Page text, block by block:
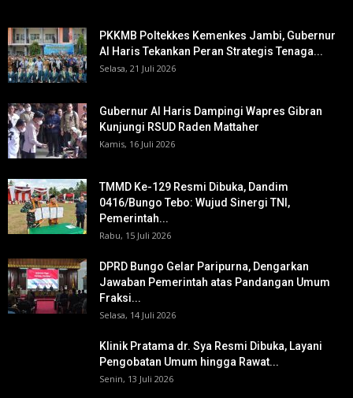
PKKMB Poltekkes Kemenkes Jambi, Gubernur
Al Haris Tekankan Peran Strategis Tenaga...
Selasa, 21 Juli 2026
Gubernur Al Haris Dampingi Wapres Gibran
Kunjungi RSUD Raden Mattaher
Kamis, 16 Juli 2026
TMMD Ke-129 Resmi Dibuka, Dandim
0416/Bungo Tebo: Wujud Sinergi TNI,
Pemerintah...
Rabu, 15 Juli 2026
DPRD Bungo Gelar Paripurna, Dengarkan
Jawaban Pemerintah atas Pandangan Umum
Fraksi...
Selasa, 14 Juli 2026
Klinik Pratama dr. Sya Resmi Dibuka, Layani
Pengobatan Umum hingga Rawat...
Senin, 13 Juli 2026